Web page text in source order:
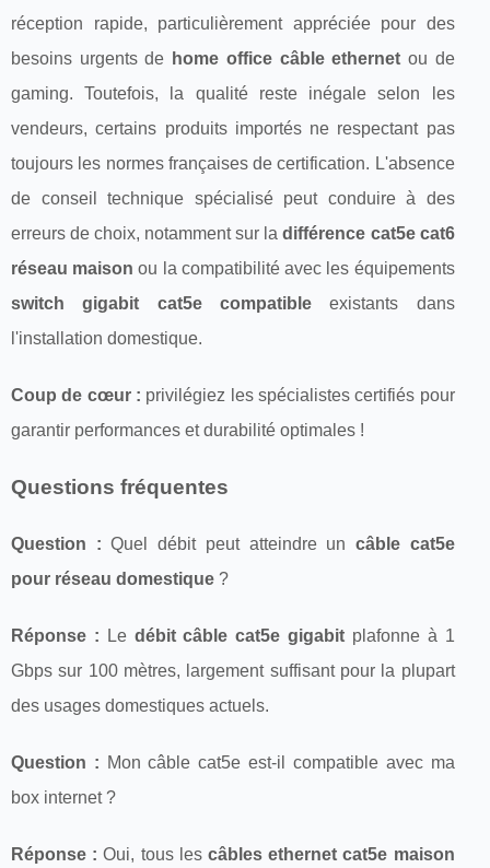
réception rapide, particulièrement appréciée pour des
besoins urgents de home office câble ethernet ou de
gaming. Toutefois, la qualité reste inégale selon les
vendeurs, certains produits importés ne respectant pas
toujours les normes françaises de certification. L'absence
de conseil technique spécialisé peut conduire à des
erreurs de choix, notamment sur ladifférence cat5e cat6
réseau maison ou la compatibilité avec les équipements
switch gigabit cat5e compatibleexistants dans
l'installation domestique.
Coup de cœur : privilégiez les spécialistes certifiés pour
garantir performances et durabilité optimales !
Questions fréquentes
Question : Quel débit peut atteindre un câble cat5e
pour réseau domestique ?
Réponse : Le débit câble cat5e gigabit plafonne à 1
Gbps sur 100 mètres, largement suffisant pour la plupart
des usages domestiques actuels.
Question : Mon câble cat5e est-il compatible avec ma
box internet ?
Réponse : Oui, tous les câbles ethernet cat5e maison